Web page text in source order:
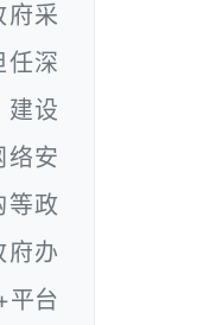
府采
任深
建设
络安
等政
府办
平台